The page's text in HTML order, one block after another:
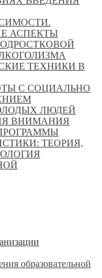
АСПЕКТЫ
ТЕХНИКИ В
С СОЦИАЛЬНО
ЛЮДЕЙ
ВНИМАНИЯ
ТЕОРИЯ,
образовательной